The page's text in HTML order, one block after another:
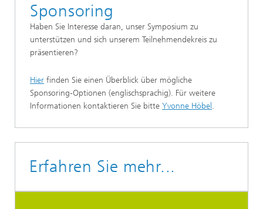
Sponsoring
Haben Sie Interesse daran, unser Symposium zu
unterstützen und sich unserem Teilnehmendekreis zu
präsentieren?
Hier finden Sie einen Überblick über mögliche
Sponsoring-Optionen (englischsprachig). Für weitere
Informationen kontaktieren Sie bitte Yvonne Höbel .
Erfahren Sie mehr...